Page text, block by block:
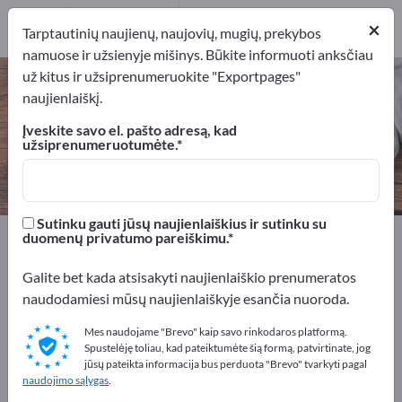
Lietaus vandens talpyklos – raskite
gamintojus ir tiekėjus
Eksportuotojai Gamintojai
Gamintojai2
Exportpages Namai ir sodas
Sodas ir terasos
Reklamuokitės nemokamai
Exportpages!
Poreikiai – Pasiūlymai – Naudotos prekės – Verslo
kontaktai >> pradėkite čia
×
Tarptautinių naujienų, naujovių, mugių, prekybos
namuose ir užsienyje mišinys. Būkite informuoti anksčiau
už kitus ir užsiprenumeruokite "Exportpages"
naujienlaiškį.
Įveskite savo el. pašto adresą, kad
užsiprenumeruotumėte.
Sutinku gauti jūsų naujienlaiškius ir sutinku su
duomenų privatumo pareiškimu.
Galite bet kada atsisakyti naujienlaiškio prenumeratos
naudodamiesi mūsų naujienlaiškyje esančia nuoroda.
Mes naudojame "Brevo" kaip savo rinkodaros platformą.
Spustelėję toliau, kad pateiktumėte šią formą, patvirtinate, jog
jūsų pateikta informacija bus perduota "Brevo" tvarkyti pagal
naudojimo sąlygas.